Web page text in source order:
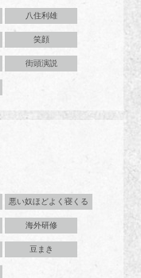
八住利雄
笑顔
街頭演説
悪い奴ほどよく寝くる
海外研修
豆まき